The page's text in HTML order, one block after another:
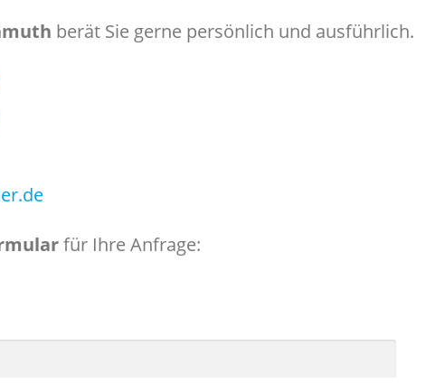
berät Sie gerne persönlich und ausführlich.
für Ihre Anfrage: